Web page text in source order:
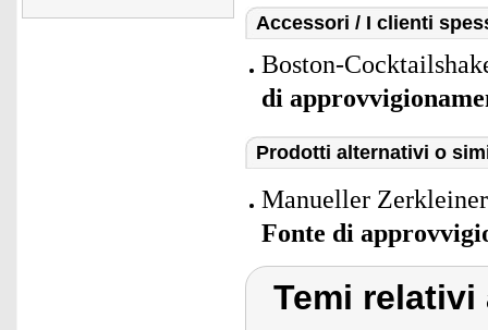
Accessori / I clienti
Boston-
di
Prodotti alternativi o
Manueller
Fonte di
Temi